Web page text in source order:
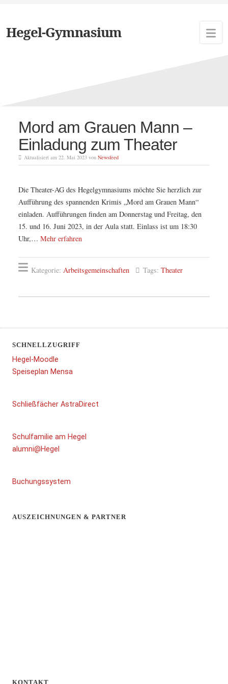
Hegel-Gymnasium
Mord am Grauen Mann –
Einladung zum Theater
Aktualisiert am 22. Mai 2023 von Newsfeed
Die Theater-AG des Hegelgymnasiums möchte Sie herzlich zur
Aufführung des spannenden Krimis „Mord am Grauen Mann“
einladen. Aufführungen finden am Donnerstag und Freitag, den
15. und 16. Juni 2023, in der Aula statt. Einlass ist um 18:30
Uhr,… Mehr erfahren
Kategorie: Arbeitsgemeinschaften Tags: Theater
SCHNELLZUGRIFF
Hegel-Moodle
Speiseplan Mensa
Schließfächer AstraDirect
Schulfamilie am Hegel
alumni@Hegel
Buchungssystem
AUSZEICHNUNGEN & PARTNER
KONTAKT